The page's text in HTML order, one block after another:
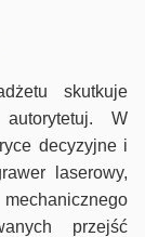
skutkuje
W
decyzyjne i
laserowy,
przejść